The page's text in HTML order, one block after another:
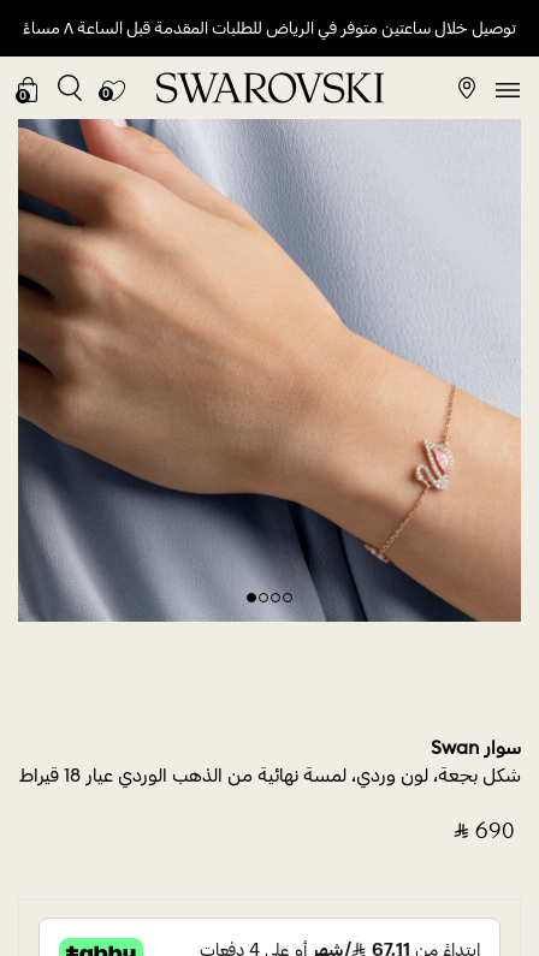
توصيل خلال ساعتين متوفر في الرياض للطلبات المقدمة قبل الساعة ٨ مساءً
0
0
سوار Swan
شكل بجعة، لون وردي، لمسة نهائية من الذهب الوردي عيار 18 قيراط
‎ ⃁ ⁦690⁩ ‎